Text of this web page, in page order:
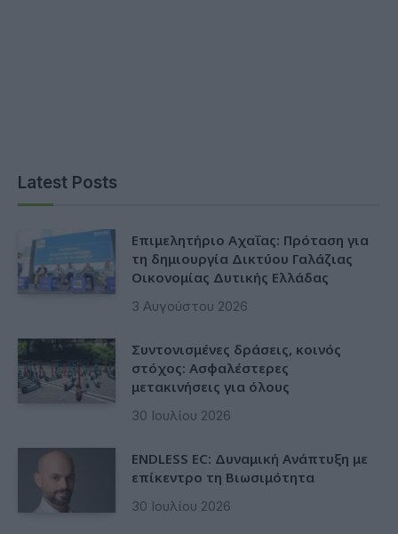
Latest Posts
Επιμελητήριο Αχαΐας: Πρόταση για
τη δημιουργία Δικτύου Γαλάζιας
Οικονομίας Δυτικής Ελλάδας
3 Αυγούστου 2026
Συντονισμένες δράσεις, κοινός
στόχος: Ασφαλέστερες
μετακινήσεις για όλους
30 Ιουλίου 2026
ENDLESS EC: Δυναμική Ανάπτυξη με
επίκεντρο τη Βιωσιμότητα
30 Ιουλίου 2026